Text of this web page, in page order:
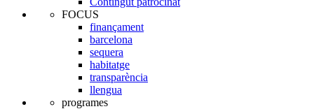
FOCUS
finançament
barcelona
sequera
habitatge
transparència
llengua
programes